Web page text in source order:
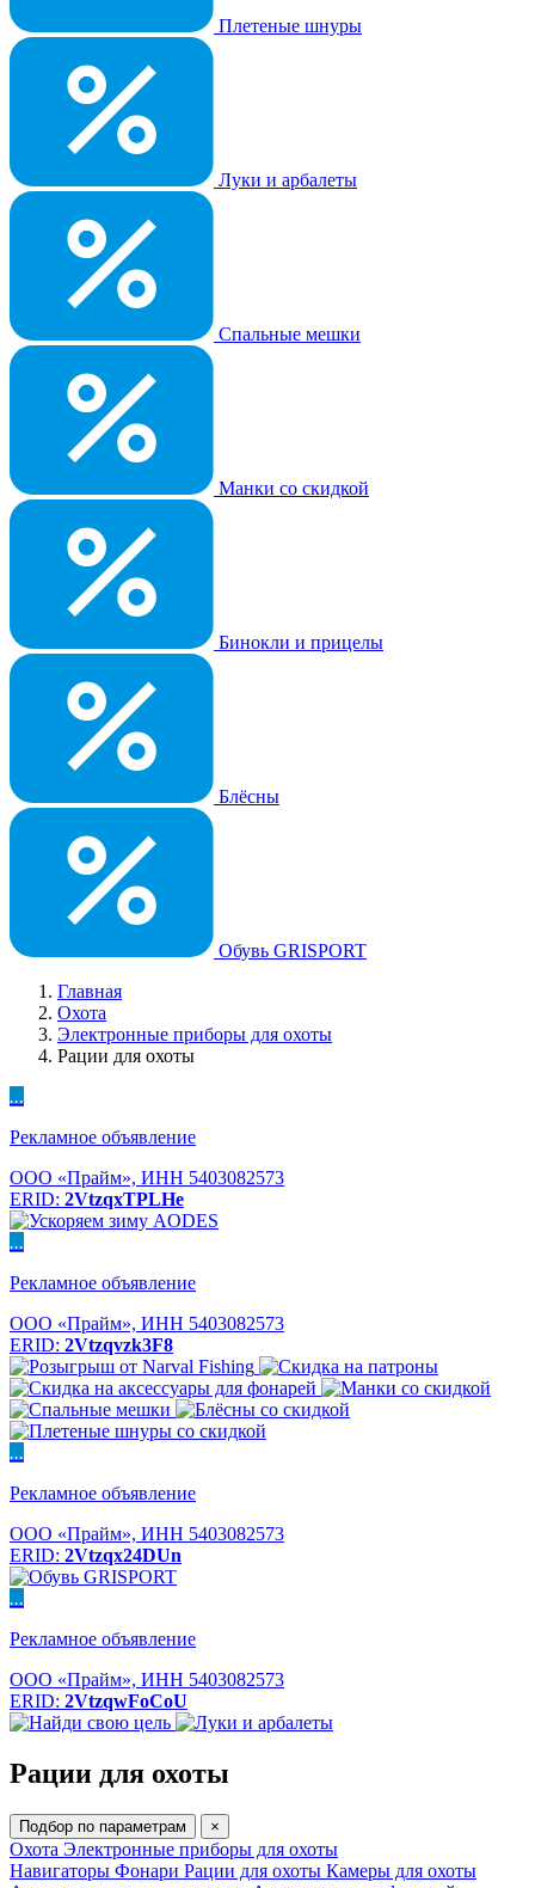
Плетеные шнуры
Луки и арбалеты
Спальные мешки
Манки со скидкой
Бинокли и прицелы
Блёсны
Обувь GRISPORT
Главная
Охота
Электронные приборы для охоты
Рации для охоты
...
Рекламное объявление
ООО «Прайм», ИНН 5403082573
ERID: 2VtzqxTPLHe
...
Рекламное объявление
ООО «Прайм», ИНН 5403082573
ERID: 2Vtzqvzk3F8
...
Рекламное объявление
ООО «Прайм», ИНН 5403082573
ERID: 2Vtzqx24DUn
...
Рекламное объявление
ООО «Прайм», ИНН 5403082573
ERID: 2VtzqwFoCoU
Рации для охоты
Подбор по параметрам ×
Охота Электронные приборы для охоты
Навигаторы Фонари Рации для охоты Камеры для охоты